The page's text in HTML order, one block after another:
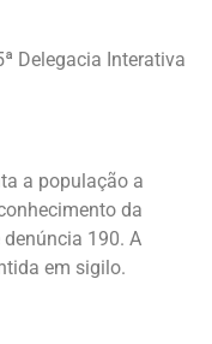
Delegacia Interativa
a população a
da
190. A
em sigilo.